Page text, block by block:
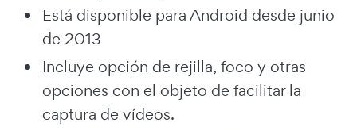
Está disponible para Android desde junio
de 2013
Incluye opción de rejilla, foco y otras
opciones con el objeto de facilitar la
captura de vídeos.